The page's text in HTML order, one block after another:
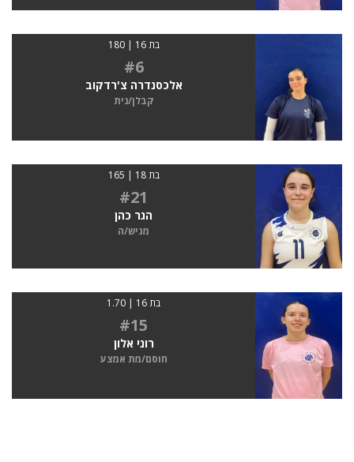
בת 16 | 180
#6
אלכסנדרה צ'רדקוב
קבלן/נית
בת 18 | 165
#21
הגר כהן
מגיש/ה
בת 16 | 1.70
#15
רוני אלון
חוסם/מת אמצע